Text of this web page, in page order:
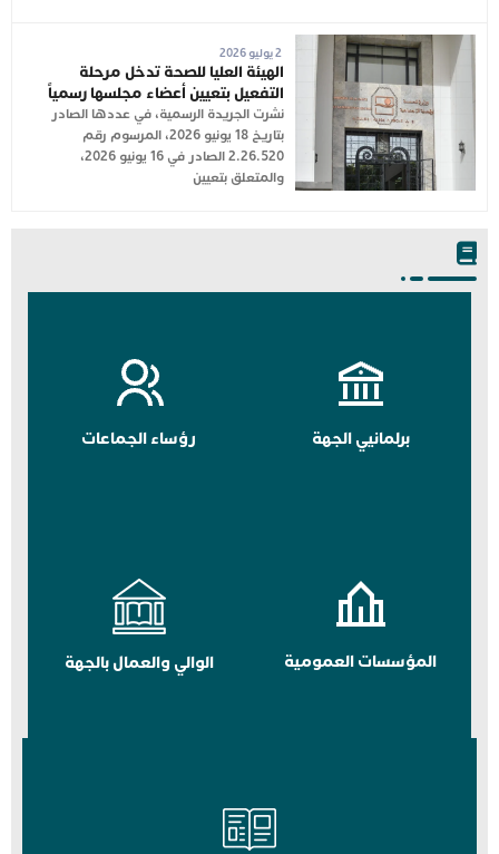
2 يوليو 2026
الهيئة العليا للصحة تدخل مرحلة
التفعيل بتعيين أعضاء مجلسها رسمياً
نشرت الجريدة الرسمية، في عددها الصادر
بتاريخ 18 يونيو 2026، المرسوم رقم
2.26.520 الصادر في 16 يونيو 2026،
والمتعلق بتعيين
برلمانيي الجهة رؤساء الجماعات
المؤسسات العمومية الوالي والعمال بالجهة